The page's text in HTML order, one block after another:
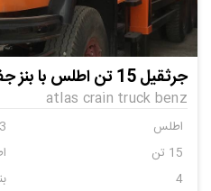
جرثقیل 15 تن اطلس با بنز جفت صفر کد c-at-0064
atlas crain truck benz
اطلس
15 تن
4